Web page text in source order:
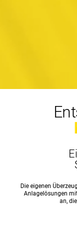
Die eigenen
Anlagelösungen
an,